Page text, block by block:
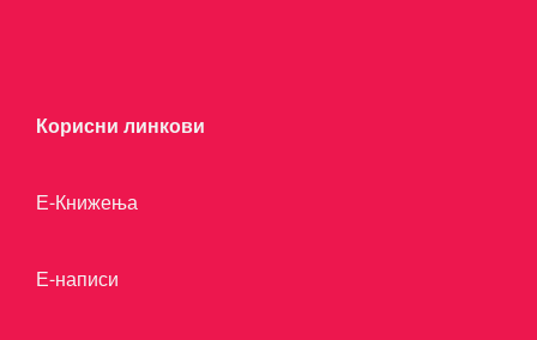
Корисни линкови
Е-Книжења
Е-написи